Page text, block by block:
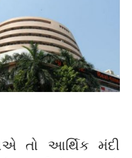
તો આર્થિક મંદી